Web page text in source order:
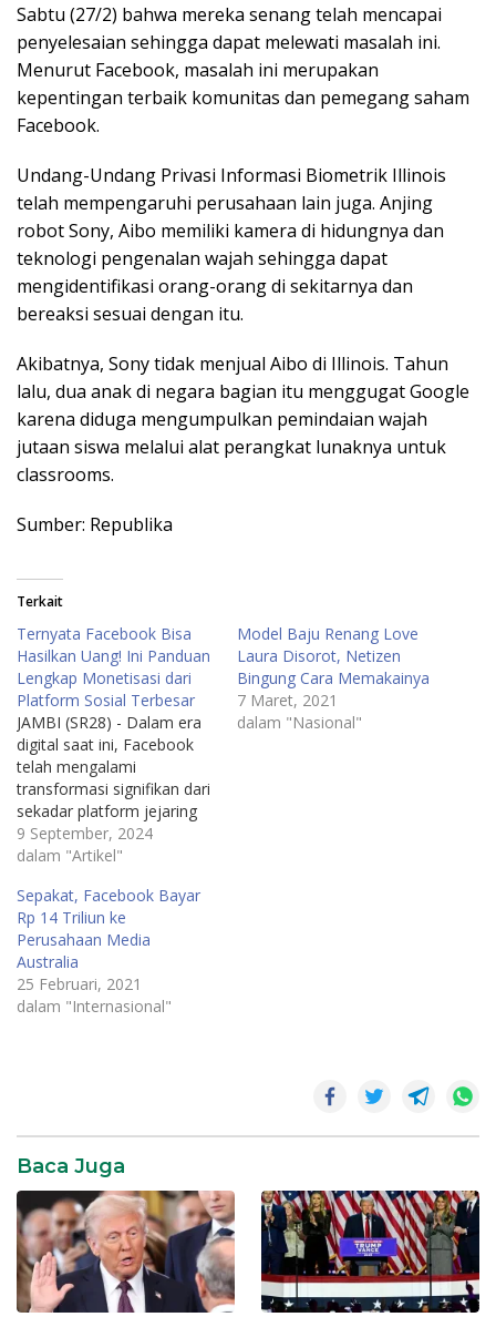
Sabtu (27/2) bahwa mereka senang telah mencapai
penyelesaian sehingga dapat melewati masalah ini.
Menurut Facebook, masalah ini merupakan
kepentingan terbaik komunitas dan pemegang saham
Facebook.
Undang-Undang Privasi Informasi Biometrik Illinois
telah mempengaruhi perusahaan lain juga. Anjing
robot Sony, Aibo memiliki kamera di hidungnya dan
teknologi pengenalan wajah sehingga dapat
mengidentifikasi orang-orang di sekitarnya dan
bereaksi sesuai dengan itu.
Akibatnya, Sony tidak menjual Aibo di Illinois. Tahun
lalu, dua anak di negara bagian itu menggugat Google
karena diduga mengumpulkan pemindaian wajah
jutaan siswa melalui alat perangkat lunaknya untuk
classrooms.
Sumber: Republika
Terkait
Ternyata Facebook Bisa
Hasilkan Uang! Ini Panduan
Lengkap Monetisasi dari
Platform Sosial Terbesar
JAMBI (SR28) - Dalam era
digital saat ini, Facebook
telah mengalami
transformasi signifikan dari
sekadar platform jejaring
sosial menjadi salah satu
alat utama untuk
dikenal sebagai tempat
untuk terhubung dengan
teman dan keluarga, kini
Facebook telah
mengembangkan berbagai
fitur dan alat yang
9 September, 2024
dalam "Artikel"
Model Baju Renang Love
Laura Disorot, Netizen
Bingung Cara Memakainya
7 Maret, 2021
dalam "Nasional"
Sepakat, Facebook Bayar
Rp 14 Triliun ke
Perusahaan Media
Australia
25 Februari, 2021
dalam "Internasional"
Baca Juga